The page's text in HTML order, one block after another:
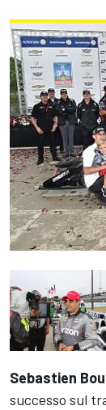
Sebastien
successo sul